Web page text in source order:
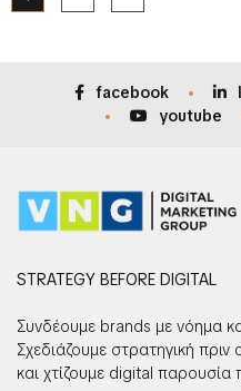
facebook
youtube
STRATEGY BEFORE DIGITAL
Συνδέουμε brands με νόημα
Σχεδιάζουμε στρατηγική πριν
και χτίζουμε digital παρουσία